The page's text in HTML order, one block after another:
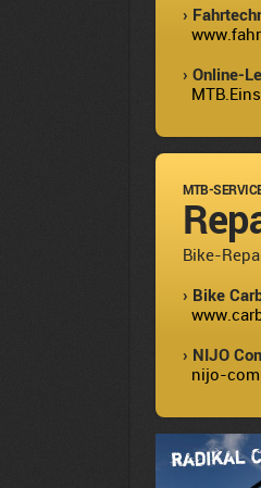
›
› Online-
MTB-
Bike-
› Bike
› NIJO
nijo-